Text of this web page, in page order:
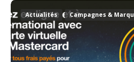
Actualités Campagnes &